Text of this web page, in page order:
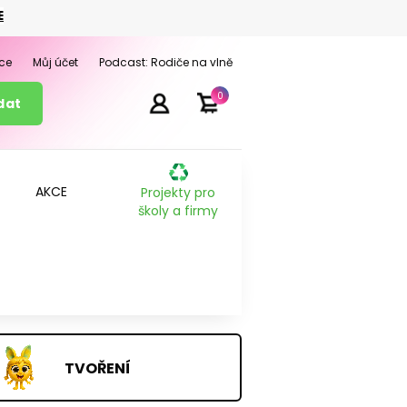
0
AKCE
Projekty pro
školy a firmy
Můj účet Podcast: Rodiče na vlně
TVOŘENÍ